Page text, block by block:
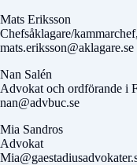
Mats Eriksson
Chefsåklagare/
mats.eriksson@aklagare.se
Nan Salén
Advokat och ordförande i
nan@advbuc.se
Mia Sandros
Advokat